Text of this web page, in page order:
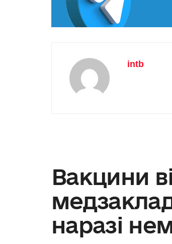
intb
Вакцини
наразі